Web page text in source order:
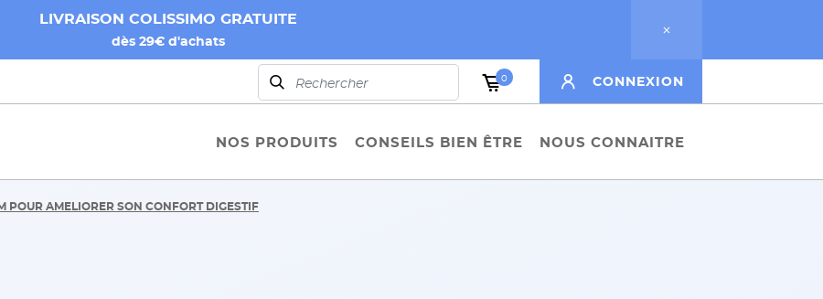
LIVRAISON COLISSIMO GRATUITE
dès 29€ d'achats
CONNEXION
0
NOS PRODUITS CONSEILS BIEN ÊTRE NOUS CONNAITRE
POUR AMELIORER SON CONFORT DIGESTIF